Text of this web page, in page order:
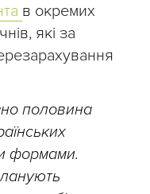
в окремих
які за
половина
формами.